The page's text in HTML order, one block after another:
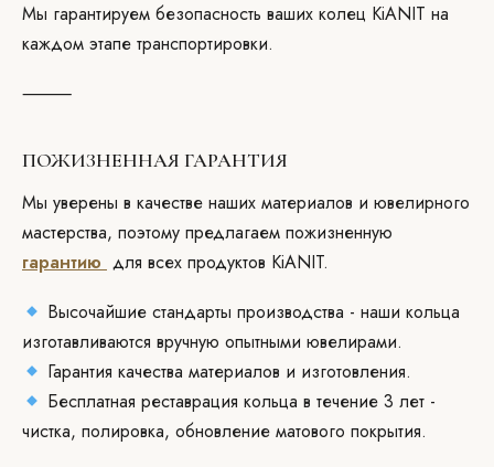
Мы гарантируем безопасность ваших колец KiANIT на
каждом этапе транспортировки.
⸻
ПОЖИЗНЕННАЯ ГАРАНТИЯ
Мы уверены в качестве наших материалов и ювелирного
мастерства, поэтому предлагаем пожизненную
гарантию для всех продуктов KiANIT.
Высочайшие стандарты производства - наши кольца
изготавливаются вручную опытными ювелирами.
Гарантия качества материалов и изготовления.
Бесплатная реставрация кольца в течение 3 лет -
чистка, полировка, обновление матового покрытия.